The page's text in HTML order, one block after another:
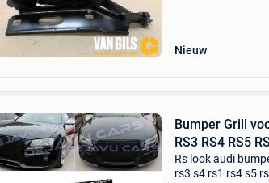
Nieuw
Bumper Grill
RS3 RS4 RS5
Rs look audi
rs3 s4 rs1 rs4 s5